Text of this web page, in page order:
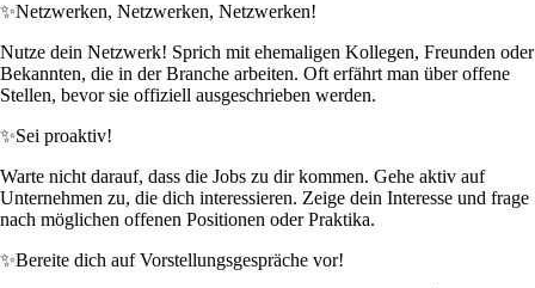
✨Netzwerken, Netzwerken, Netzwerken!
Nutze dein Netzwerk! Sprich mit ehemaligen Kollegen, Freunden oder
Bekannten, die in der Branche arbeiten. Oft erfährt man über offene
Stellen, bevor sie offiziell ausgeschrieben werden.
✨Sei proaktiv!
Warte nicht darauf, dass die Jobs zu dir kommen. Gehe aktiv auf
Unternehmen zu, die dich interessieren. Zeige dein Interesse und frage
nach möglichen offenen Positionen oder Praktika.
✨Bereite dich auf Vorstellungsgespräche vor!